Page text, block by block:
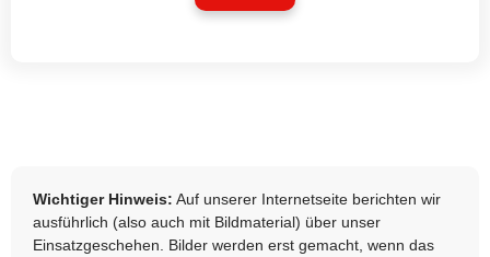
Wichtiger Hinweis: Auf unserer Internetseite berichten wir
ausführlich (also auch mit Bildmaterial) über unser
Einsatzgeschehen. Bilder werden erst gemacht, wenn das